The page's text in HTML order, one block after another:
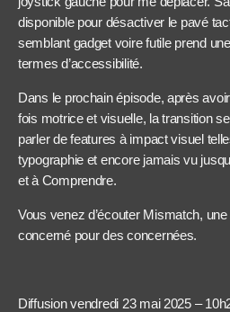
disponible pour désactiver le pavé
semblant gadget voire futile prend
termes d’accessibilité.
Dans le prochain épisode, après
fois motrice et visuelle, la transition
parler de features à impact visuel
typographie et encore jamais vu
et à Comprendre.
Vous venez d’écouter Mismatch,
concerné pour des concernées.
Diffusion vendredi 23 mai 2025 –